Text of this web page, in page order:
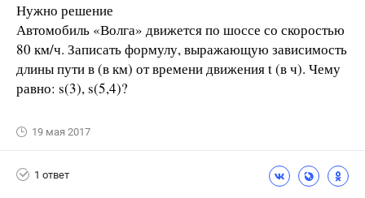
Нужно решение
Автомобиль «Волга» движется по шоссе со скоростью
80 км/ч. Записать формулу, выражающую зависимость
длины пути в (в км) от времени движения t (в ч). Чему
равно: s(3), s(5,4)?
19 мая 2017
1 ответ